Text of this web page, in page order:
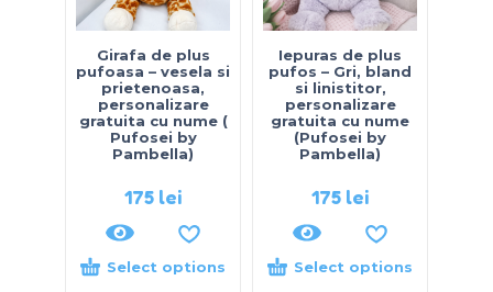
Girafa de plus
pufoasa – vesela si
prietenoasa,
personalizare
gratuita cu nume (
Pufosei by
Pambella)
175 lei
Select options
Iepuras de plus
pufos – Gri, bland
si linistitor,
personalizare
gratuita cu nume
(Pufosei by
Pambella)
175 lei
Select options